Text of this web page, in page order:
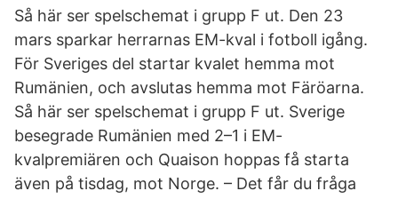
Så här ser spelschemat i grupp F ut. Den 23
mars sparkar herrarnas EM-kval i fotboll igång.
För Sveriges del startar kvalet hemma mot
Rumänien, och avslutas hemma mot Färöarna.
Så här ser spelschemat i grupp F ut. Sverige
besegrade Rumänien med 2–1 i EM-
kvalpremiären och Quaison hoppas få starta
även på tisdag, mot Norge. – Det får du fråga